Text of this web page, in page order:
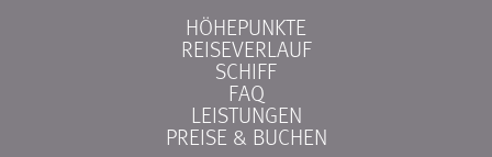
HÖHEPUNKTE
REISEVERLAUF
SCHIFF
FAQ
LEISTUNGEN
PREISE & BUCHEN